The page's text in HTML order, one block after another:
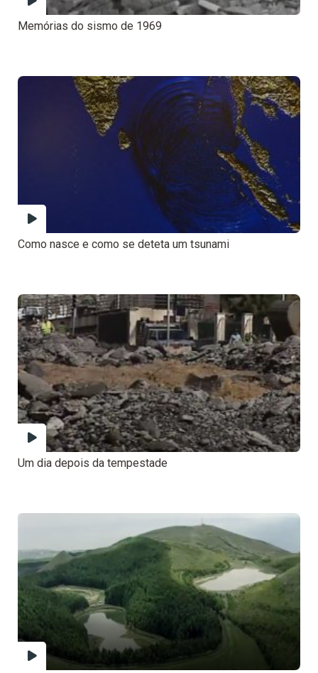
Memórias do sismo de 1969
Como nasce e como se deteta um tsunami
Um dia depois da tempestade